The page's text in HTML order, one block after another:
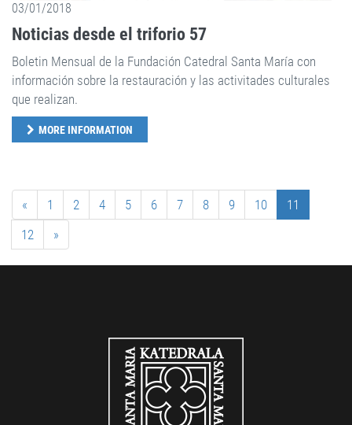
03/01/2018
Noticias desde el triforio 57
Boletin Mensual de la Fundación Catedral Santa María con
información sobre la restauración y las activitades culturales
que realizan.
MORE INFORMATION
« 1 2 4 5 6 7 8 9 10
11
12
»